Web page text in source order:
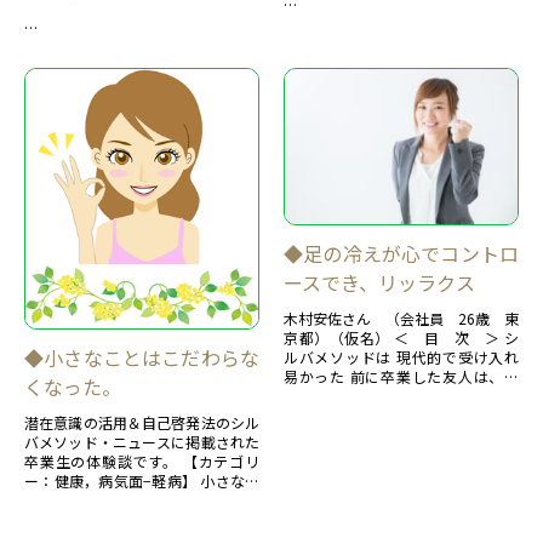
◆小さなことはこだわらな
くなった。
潜在意識の活用＆自己啓発法のシル
バメソッド・ニュースに掲載された
卒業生の体験談です。 【カテゴリ
ー：健康，病気面−軽病】 小さなこ
◆足の冷えが心でコントロ
ースでき、リッラクス
木村安佐さん （会社員 26歳 東
京都）（仮名） ＜ 目 次 ＞ シ
ルバメソッドは 現代的で受け入れ
易かった 前に卒業した友人は、面